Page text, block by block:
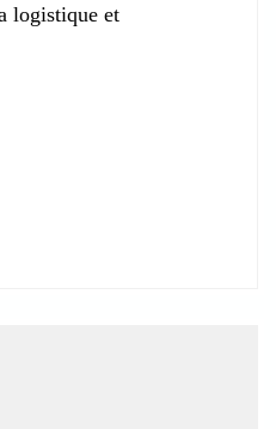
logistique et